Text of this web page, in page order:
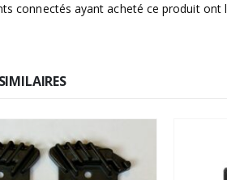
connectés ayant acheté ce produit ont